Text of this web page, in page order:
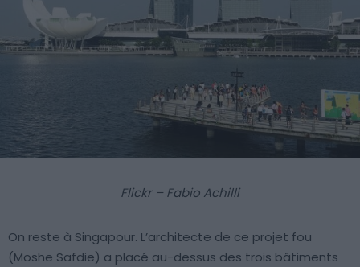
Flickr – Fabio Achilli
On reste à Singapour. L’architecte de ce projet fou
(Moshe Safdie) a placé au-dessus des trois bâtiments